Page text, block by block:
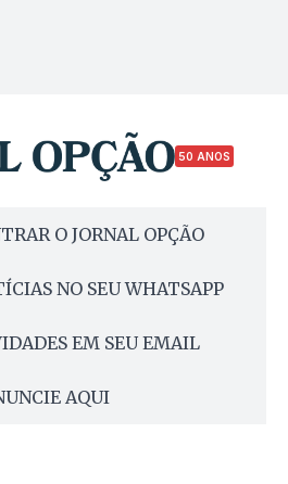
50 ANOS
O JORNAL OPÇÃO
NO SEU WHATSAPP
EM SEU EMAIL
AQUI